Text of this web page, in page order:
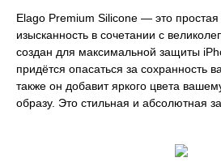
Elago Premium Silicone — это
изысканность в сочетании с
создан для максимальной защиты
придётся опасаться за сохранность
также он добавит яркого цвета
образу. Это стильная и абсолютная